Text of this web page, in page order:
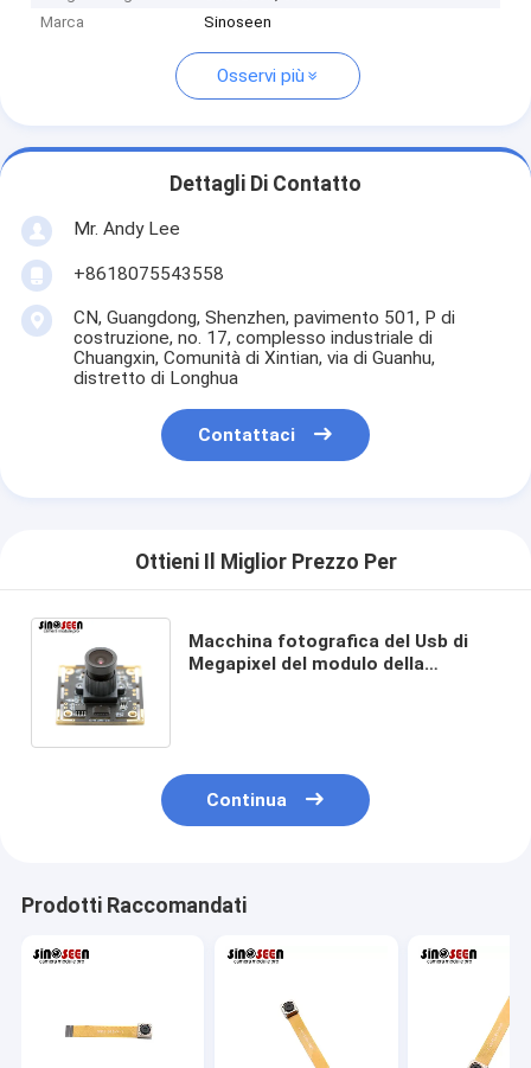
Marca
Sinoseen
Osservi più
Dettagli Di Contatto
Mr. Andy Lee
+8618075543558
CN, Guangdong, Shenzhen, pavimento 501, P di
costruzione, no. 17, complesso industriale di
Chuangxin, Comunità di Xintian, via di Guanhu,
distretto di Longhua
Contattaci
Ottieni Il Miglior Prezzo Per
Macchina fotografica del Usb di
Megapixel del modulo della
Continua
Prodotti Raccomandati